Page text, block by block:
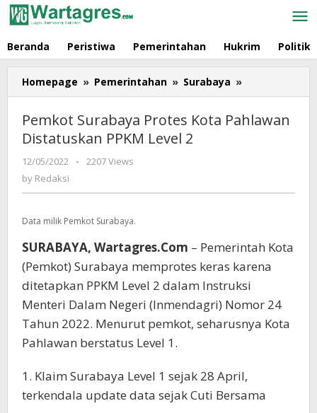
Skip
to
Beranda Peristiwa Pemerintahan Hukrim Politik
Homepage » Pemerintahan » Surabaya »
Surabaya
Protes
Kota
Pemkot Surabaya Protes Kota Pahlawan
Distatuskan PPKM Level 2
12/05/2022
by
-
2207 Views
by Redaksi
Data milik Pemkot Surabaya.
SURABAYA, Wartagres.Com – Pemerintah Kota
(Pemkot) Surabaya memprotes keras karena
ditetapkan PPKM Level 2 dalam Instruksi
Menteri Dalam Negeri (Inmendagri) Nomor 24
Tahun 2022. Menurut pemkot, seharusnya Kota
Pahlawan berstatus Level 1.
1. Klaim Surabaya Level 1 sejak 28 April,
terkendala update data sejak Cuti Bersama